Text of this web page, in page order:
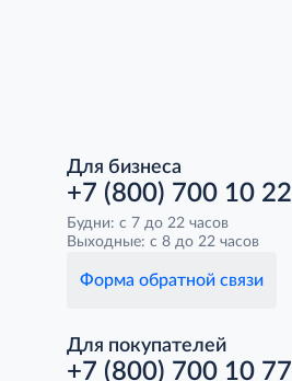
Для бизнеса
+7 (800) 700 10 22
Будни: с 7 до 22 часов
Выходные: с 8 до 22 часов
Форма обратной связи
Для покупателей
+7 (800) 700 10 77